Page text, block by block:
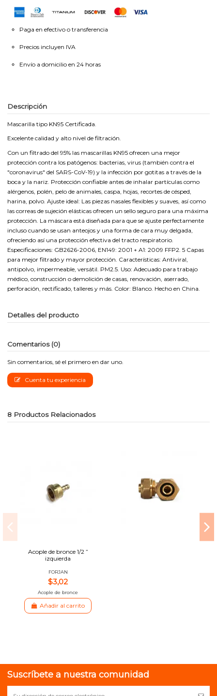
Paga en efectivo o transferencia
Precios incluyen IVA
Envío a domicilio en 24 horas
Descripción
Mascarilla tipo KN95 Certificada.
Excelente calidad y alto nivel de filtración.
Con un filtrado del 95% las mascarillas KN95 ofrecen una mejor
protección contra los patógenos: bacterias, virus (también contra el
"coronavirus" del SARS-CoV-19) y la infección por gotitas a través de la
boca y la nariz. Protección confiable antes de inhalar partículas como
alérgenos, polén, pelo de animales, caspa, hojas, recortes de césped,
harina, polvo. Ajuste ideal: Las piezas nasales flexibles y suaves, así como
las correas de sujeción elásticas ofrecen un sello seguro para una máxima
protección. La máscara está diseñada para que se ajuste perfectamente
incluso cuando se usan anteojos y una forma de cara muy delgada,
ofreciendo así una protección efectiva del tracto respiratorio.
Especificaciones: GB2626-2006, EN149: 2001 + A1: 2009 FFP2. 5 Capas
para mejor filtrado y mayor protección. Características: Antiviral,
antipolvo, impermeable, versátil. PM2.5. Uso: Adecuado para trabajo
médico, construcción o demolición de casas, renovación, aserrado,
perforación, rectificado, talleres y más. Color: Blanco. Hecho en China.
Detalles del producto
Comentarios (0)
Sin comentarios, sé el primero en dar uno.
Cuenta tu experiencia
8 Productos Relacionados
Acople de bronce 1/2 ”
izquierda
FORJAN
$3,02
Acople de bronce
Añadir al carrito
Suscríbete a nuestra comunidad